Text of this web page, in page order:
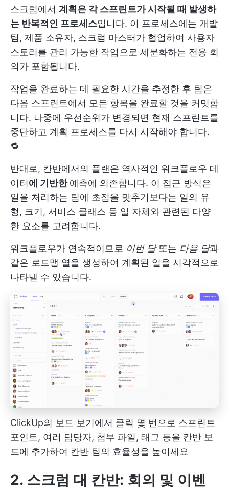
스크럼에서 계획은 각 스프린트가 시작될 때 발생하
는 반복적인 프로세스입니다. 이 프로세스에는 개발
팀, 제품 소유자, 스크럼 마스터가 협업하여 사용자
스토리를 관리 가능한 작업으로 세분화하는 전용 회
의가 포함됩니다.
작업을 완료하는 데 필요한 시간을 추정한 후 팀은
다음 스프린트에서 모든 항목을 완료할 것을 커밋합
니다. 나중에 우선순위가 변경되면 현재 스프린트를
중단하고 계획 프로세스를 다시 시작해야 합니다.
🔁
반대로, 칸반에서의 플랜은 역사적인 워크플로우 데
이터에 기반한예측에 의존합니다. 이 접근 방식은
일을 처리하는 팀에 초점을 맞추기보다는 일의 유
형, 크기, 서비스 클래스 등 일 자체와 관련된 다양
한 요소를 고려합니다.
워크플로우가 연속적이므로 이번 달또는 다음 달과
같은 로드맵 열을 생성하여 계획된 일을 시각적으로
나타낼 수 있습니다.
ClickUp의 보드 보기에서 클릭 몇 번으로 스프린트
포인트, 여러 담당자, 첨부 파일, 태그 등을 칸반 보
드에 추가하여 칸반 팀의 효율성을 높이세요
2. 스크럼 대 칸반: 회의 및 이벤